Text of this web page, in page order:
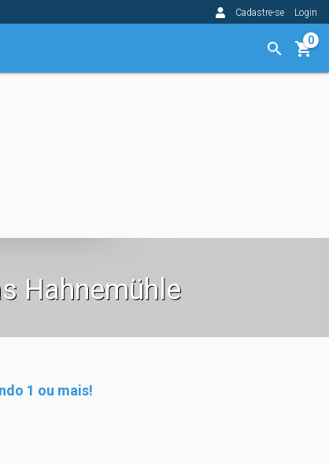
Cadastre-se Login
0
Hahnemühle
1 ou mais!